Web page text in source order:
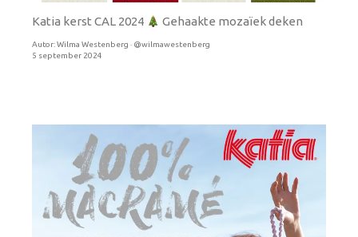
Katia kerst CAL 2024 Gehaakte mozaïek deken
Autor:Wilma Westenberg · @wilmawestenberg
5 september 2024